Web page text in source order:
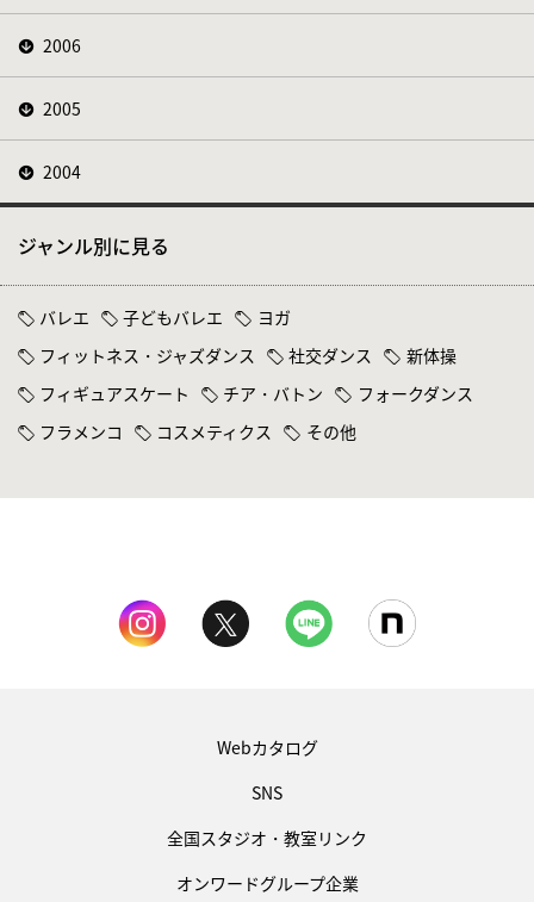
2006
2005
2004
ジャンル別に見る
バレエ 子どもバレエ
ヨガ
フィットネス・ジャズダンス
社交ダンス
新体操
フィギュアスケート
チア・バトン
フォークダンス
フラメンコ
コスメティクス その他
Webカタログ
SNS
全国スタジオ・教室リンク
オンワードグループ企業